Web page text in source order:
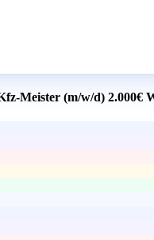
Meister (m/w/d) 2.000€